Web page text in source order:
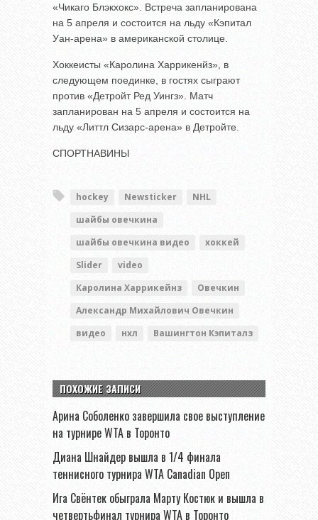
«Чикаго Блэкхокс». Встреча запланирована
на 5 апреля и состоится на льду «Кэпитал
Уан-арена» в американской столице.
Хоккеисты «Каролина Харрикенйз», в
следующем поединке, в гостях сыграют
против «Детройт Ред Уингз». Матч
запланирован на 5 апреля и состоится на
льду «Литтл Сизарс-арена» в Детройте.
СПОРТНАВИНЫ
hockey Newsticker
NHL
шайбы овечкина
шайбы овечкина видео
хоккей
Slider
video
Каролина Харрикейнз
Овечкин
Александр Михайлович Овечкин
видео
нхл Вашингтон Кэпиталз
ПОХОЖИЕ ЗАПИСИ
Арина Соболенко завершила свое выступление
на турнире WTA в Торонто
Диана Шнайдер вышла в 1/4 финала
теннисного турнира WTA Canadian Open
Ига Свёнтек обыграла Марту Костюк и вышла в
четвертьфинал турнира WTA в Торонто